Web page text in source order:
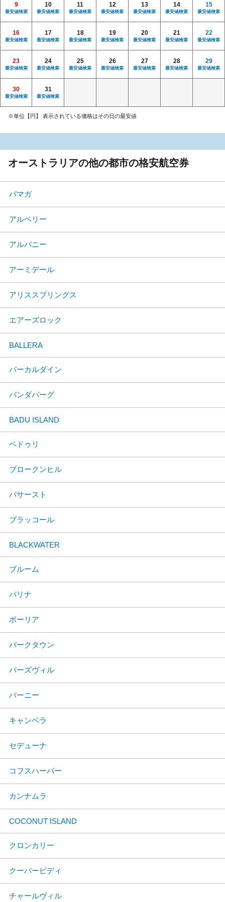
9
最安値検索
10
最安値検索
11
最安値検索
12
最安値検索
13
最安値検索
14
最安値検索
15
最安値検索
16
最安値検索
17
最安値検索
18
最安値検索
19
最安値検索
20
最安値検索
21
最安値検索
22
最安値検索
23
最安値検索
24
最安値検索
25
最安値検索
26
最安値検索
27
最安値検索
28
最安値検索
29
最安値検索
30
最安値検索
31
最安値検索
※単位【円】 表示されている価格はその日の最安値
オーストラリアの他の都市の格安航空券
バマガ
アルベリー
アルバニー
アーミデール
アリススプリングス
エアーズロック
BALLERA
バーカルダイン
バンダバーグ
BADU ISLAND
ベドゥリ
ブロークンヒル
バサースト
ブラッコール
BLACKWATER
ブルーム
バリナ
ボーリア
バークタウン
バーズヴィル
バーニー
キャンベラ
セデューナ
コフスハーバー
カンナムラ
COCONUT ISLAND
クロンカリー
クーバービディ
チャールヴィル